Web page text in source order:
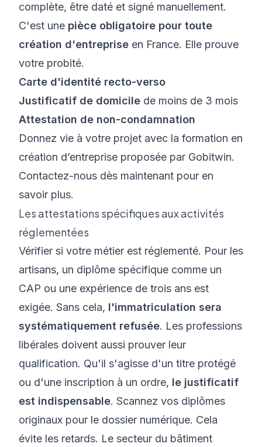
complète, être daté et signé manuellement.
C'est une pièce obligatoire pour toute
création d'entreprise en France. Elle prouve
votre probité.
Carte d'identité recto-verso
Justificatif de domicile de moins de 3 mois
Attestation de non-condamnation
Donnez vie à votre projet avec la formation en
création d’entreprise proposée par Gobitwin.
Contactez-nous dès maintenant pour en
savoir plus.
Les attestations spécifiques aux activités
réglementées
Vérifier si votre métier est réglementé. Pour les
artisans, un diplôme spécifique comme un
CAP ou une expérience de trois ans est
exigée. Sans cela, l'immatriculation sera
systématiquement refusée. Les professions
libérales doivent aussi prouver leur
qualification. Qu'il s'agisse d'un titre protégé
ou d'une inscription à un ordre, le justificatif
est indispensable. Scannez vos diplômes
originaux pour le dossier numérique. Cela
évite les retards. Le secteur du bâtiment